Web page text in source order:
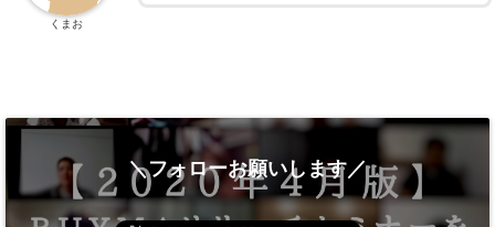
くまお
＼フォローお願いします／